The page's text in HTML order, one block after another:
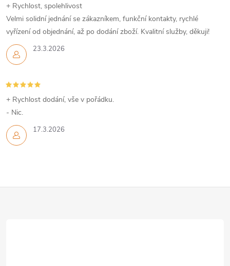
23.3.2026
+ Rychlost, spolehlivost
Velmi solidní jednání se zákazníkem, funkční kontakty, rychlé
vyřízení od objednání, až po dodání zboží. Kvalitní služby, děkuji!
17.3.2026
+ Rychlost dodání, vše v pořádku.
- Nic.